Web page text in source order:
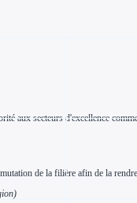
aux secteurs d'excellence
de la filière afin de la